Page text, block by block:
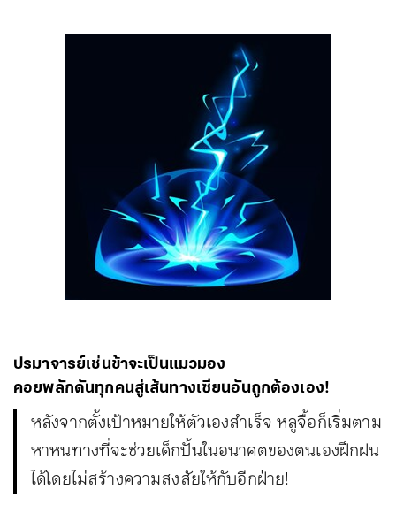
ปรมาจารย์เช่นข้าจะเป็นแมวมอง
คอยพลักดันทุกคนสู่เส้นทางเซียนอันถูกต้องเอง!
หลังจากตั้งเป้าหมายให้ตัวเองสำเร็จ หลูจื้อก็เริ่มตาม
หาหนทางที่จะช่วยเด็กปั้นในอนาคตของตนเองฝึกฝน
ได้โดยไม่สร้างความสงสัยให้กับอีกฝ่าย!